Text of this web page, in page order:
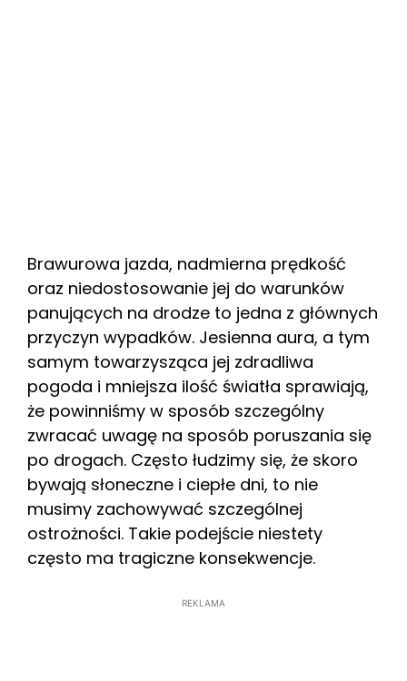
Brawurowa jazda, nadmierna prędkość
oraz niedostosowanie jej do warunków
panujących na drodze to jedna z głównych
przyczyn wypadków. Jesienna aura, a tym
samym towarzysząca jej zdradliwa
pogoda i mniejsza ilość światła sprawiają,
że powinniśmy w sposób szczególny
zwracać uwagę na sposób poruszania się
po drogach. Często łudzimy się, że skoro
bywają słoneczne i ciepłe dni, to nie
musimy zachowywać szczególnej
ostrożności. Takie podejście niestety
często ma tragiczne konsekwencje.
REKLAMA